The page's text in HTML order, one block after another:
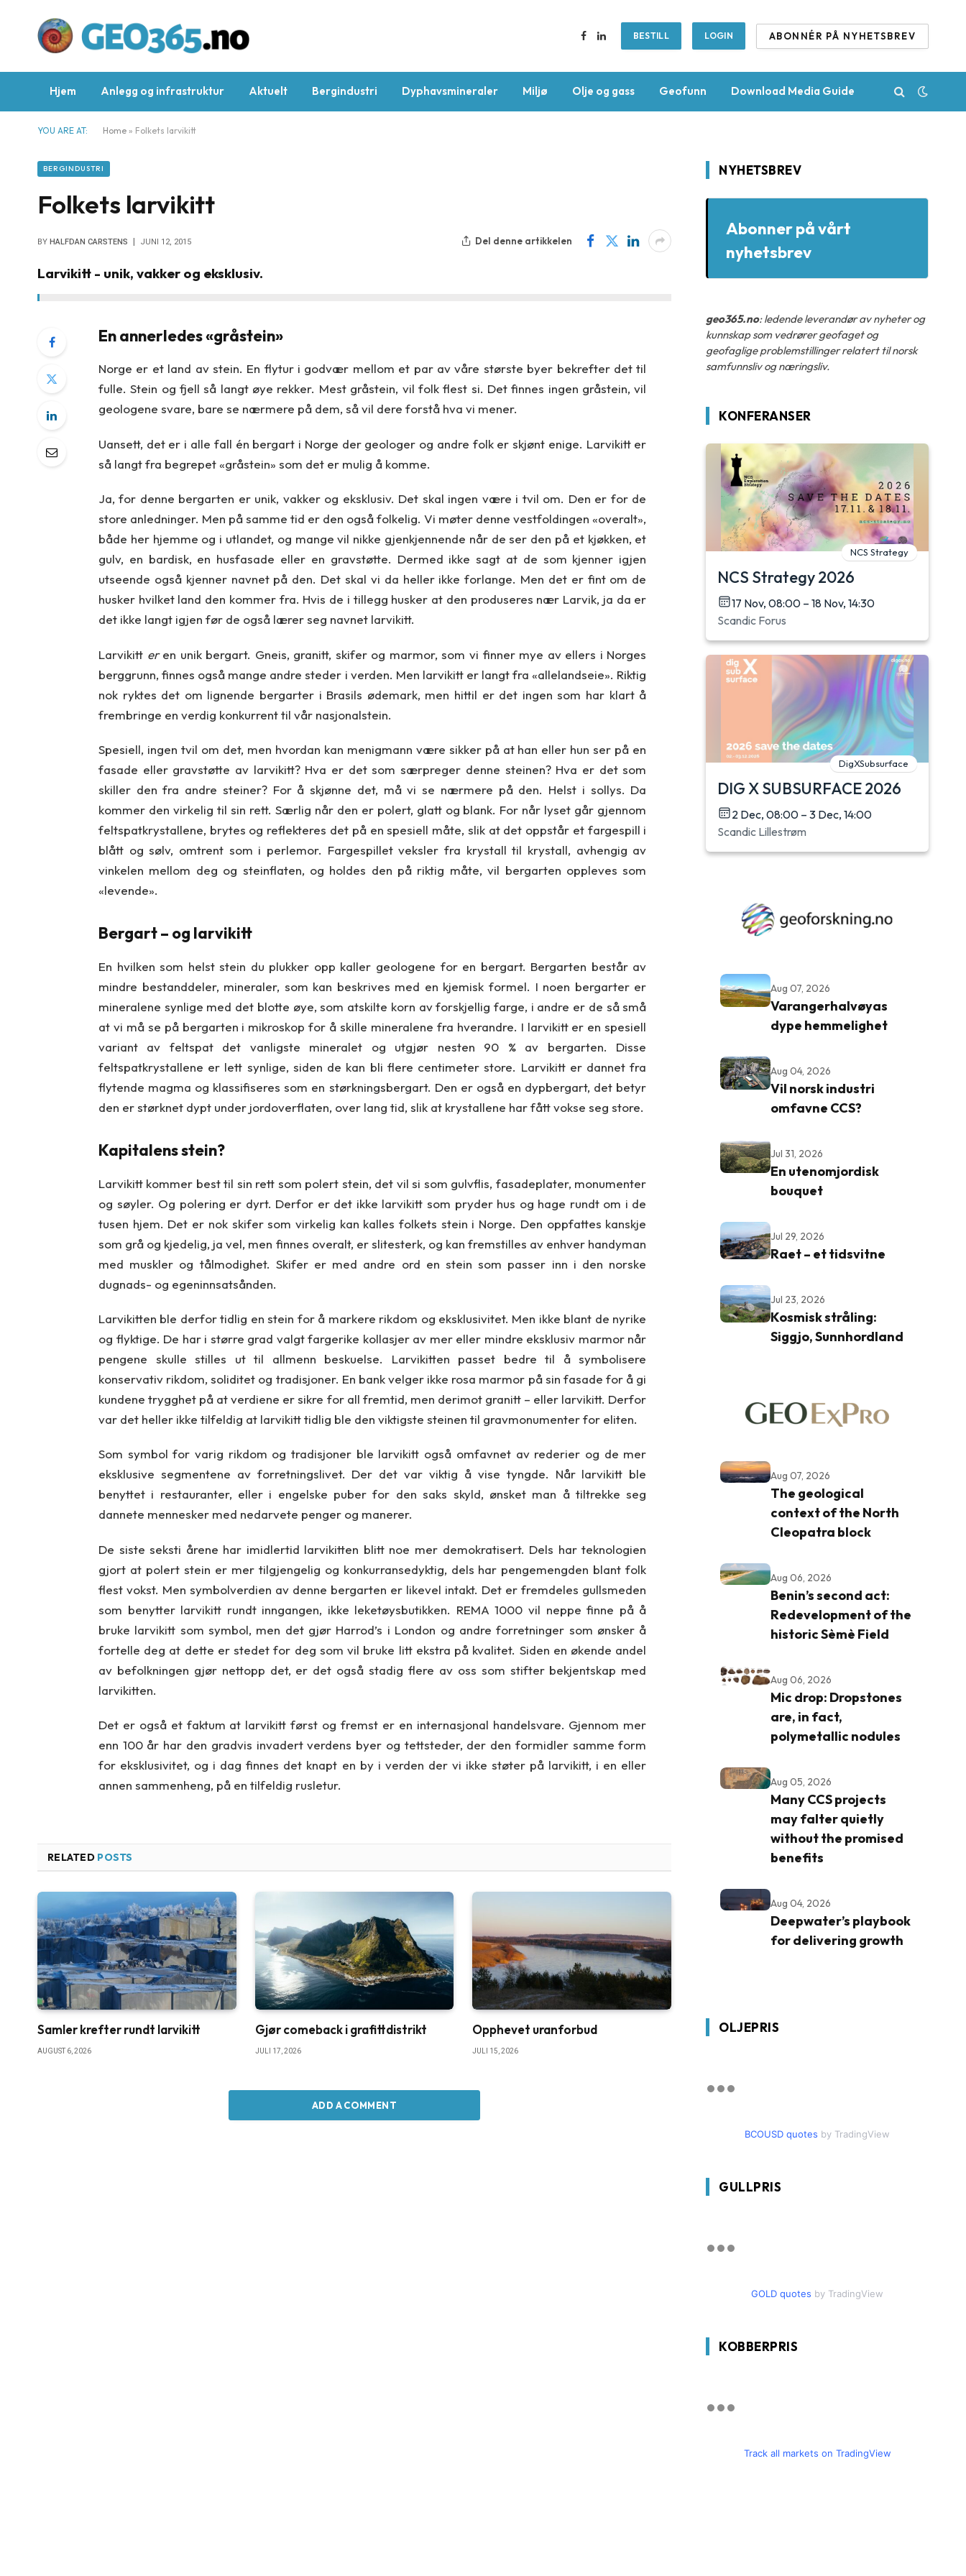
Facebook
LinkedInBESTILL LOGIN ABONNÉR PÅ NYHETSBREV
Hjem Anlegg og infrastruktur Aktuelt Bergindustri Dyphavsmineraler Miljø Olje og gass Geofunn Download Media Guide
YOU ARE AT: Home » Folkets larvikitt
BERGINDUSTRI
Folkets larvikitt
BY HALFDAN CARSTENS JUNI 12, 2015 Del denne artikkelen
Larvikitt - unik, vakker og eksklusiv.
En annerledes «gråstein»
Norge er et land av stein. En flytur i godvær mellom et par av våre største byer bekrefter det til
fulle. Stein og fjell så langt øye rekker. Mest gråstein, vil folk flest si. Det finnes ingen gråstein, vil
geologene svare, bare se nærmere på dem, så vil dere forstå hva vi mener.
Uansett, det er i alle fall én bergart i Norge der geologer og andre folk er skjønt enige. Larvikitt er
så langt fra begrepet «gråstein» som det er mulig å komme.
Ja, for denne bergarten er unik, vakker og eksklusiv. Det skal ingen være i tvil om. Den er for de
store anledninger. Men på samme tid er den også folkelig. Vi møter denne vestfoldingen «overalt»,
både her hjemme og i utlandet, og mange vil nikke gjenkjennende når de ser den på et kjøkken, et
gulv, en bardisk, en husfasade eller en gravstøtte. Dermed ikke sagt at de som kjenner igjen
utseende også kjenner navnet på den. Det skal vi da heller ikke forlange. Men det er fint om de
husker hvilket land den kommer fra. Hvis de i tillegg husker at den produseres nær Larvik, ja da er
det ikke langt igjen før de også lærer seg navnet larvikitt.
Larvikitt eren unik bergart. Gneis, granitt, skifer og marmor, som vi finner mye av ellers i Norges
berggrunn, finnes også mange andre steder i verden. Men larvikitt er langt fra «allelandseie». Riktig
nok ryktes det om lignende bergarter i Brasils ødemark, men hittil er det ingen som har klart å
frembringe en verdig konkurrent til vår nasjonalstein.
Spesiell, ingen tvil om det, men hvordan kan menigmann være sikker på at han eller hun ser på en
fasade eller gravstøtte av larvikitt? Hva er det som særpreger denne steinen? Hva er det som
skiller den fra andre steiner? For å skjønne det, må vi se nærmere på den. Helst i sollys. Da
kommer den virkelig til sin rett. Særlig når den er polert, glatt og blank. For når lyset går gjennom
feltspatkrystallene, brytes og reflekteres det på en spesiell måte, slik at det oppstår et fargespill i
blått og sølv, omtrent som i perlemor. Fargespillet veksler fra krystall til krystall, avhengig av
vinkelen mellom deg og steinflaten, og holdes den på riktig måte, vil bergarten oppleves som
«levende».
Bergart – og larvikitt
En hvilken som helst stein du plukker opp kaller geologene for en bergart. Bergarten består av
mindre bestanddeler, mineraler, som kan beskrives med en kjemisk formel. I noen bergarter er
mineralene synlige med det blotte øye, som atskilte korn av forskjellig farge, i andre er de så små
at vi må se på bergarten i mikroskop for å skille mineralene fra hverandre. I larvikitt er en spesiell
variant av feltspat det vanligste mineralet og utgjør nesten 90 % av bergarten. Disse
feltspatkrystallene er lett synlige, siden de kan bli flere centimeter store. Larvikitt er dannet fra
flytende magma og klassifiseres som en størkningsbergart. Den er også en dypbergart, det betyr
den er størknet dypt under jordoverflaten, over lang tid, slik at krystallene har fått vokse seg store.
Kapitalens stein?
Larvikitt kommer best til sin rett som polert stein, det vil si som gulvflis, fasadeplater, monumenter
og søyler. Og polering er dyrt. Derfor er det ikke larvikitt som pryder hus og hage rundt om i de
tusen hjem. Det er nok skifer som virkelig kan kalles folkets stein i Norge. Den oppfattes kanskje
som grå og kjedelig, ja vel, men finnes overalt, er slitesterk, og kan fremstilles av enhver handyman
med muskler og tålmodighet. Skifer er med andre ord en stein som passer inn i den norske
dugnads- og egeninnsatsånden.
Larvikitten ble derfor tidlig en stein for å markere rikdom og eksklusivitet. Men ikke blant de nyrike
og flyktige. De har i større grad valgt fargerike kollasjer av mer eller mindre eksklusiv marmor når
pengene skulle stilles ut til allmenn beskuelse. Larvikitten passet bedre til å symbolisere
konservativ rikdom, soliditet og tradisjoner. En bank velger ikke rosa marmor på sin fasade for å gi
kundene trygghet på at verdiene er sikre for all fremtid, men derimot granitt – eller larvikitt. Derfor
var det heller ikke tilfeldig at larvikitt tidlig ble den viktigste steinen til gravmonumenter for eliten.
Som symbol for varig rikdom og tradisjoner ble larvikitt også omfavnet av rederier og de mer
eksklusive segmentene av forretningslivet. Der det var viktig å vise tyngde. Når larvikitt ble
benyttet i restauranter, eller i engelske puber for den saks skyld, ønsket man å tiltrekke seg
dannete mennesker med nedarvete penger og manerer.
De siste seksti årene har imidlertid larvikitten blitt noe mer demokratisert. Dels har teknologien
gjort at polert stein er mer tilgjengelig og konkurransedyktig, dels har pengemengden blant folk
flest vokst. Men symbolverdien av denne bergarten er likevel intakt. Det er fremdeles gullsmeden
som benytter larvikitt rundt inngangen, ikke leketøysbutikken. REMA 1000 vil neppe finne på å
bruke larvikitt som symbol, men det gjør Harrod’s i London og andre forretninger som ønsker å
fortelle deg at dette er stedet for deg som vil bruke litt ekstra på kvalitet. Siden en økende andel
av befolkningen gjør nettopp det, er det også stadig flere av oss som stifter bekjentskap med
larvikitten.
Det er også et faktum at larvikitt først og fremst er en internasjonal handelsvare. Gjennom mer
enn 100 år har den gradvis invadert verdens byer og tettsteder, der den formidler samme form
for eksklusivitet, og i dag finnes det knapt en by i verden der vi ikke støter på larvikitt, i en eller
annen sammenheng, på en tilfeldig rusletur.
RELATED POSTS
Samler krefter rundt larvikitt
AUGUST 6, 2026
Gjør comeback i grafittdistrikt
JULI 17, 2026
Opphevet uranforbud
JULI 15, 2026
ADD A COMMENT
NYHETSBREV
Abonner på vårt
nyhetsbrev
geo365.no: ledende leverandør av nyheter og
kunnskap som vedrører geofaget og
geofaglige problemstillinger relatert til norsk
samfunnsliv og næringsliv.
KONFERANSER
NCS Strategy
NCS Strategy 2026
17 Nov, 08:00 – 18 Nov, 14:30
Scandic Forus
DigXSubsurface
DIG X SUBSURFACE 2026
2 Dec, 08:00 – 3 Dec, 14:00
Scandic Lillestrøm
Aug 07, 2026
Varangerhalvøyas
dype hemmelighet
Aug 04, 2026
Vil norsk industri
omfavne CCS?
Jul 31, 2026
En utenomjordisk
bouquet
Jul 29, 2026
Raet – et tidsvitne
Jul 23, 2026
Kosmisk stråling:
Siggjo, Sunnhordland
Aug 07, 2026
The geological
context of the North
Cleopatra block
Aug 06, 2026
Benin’s second act:
Redevelopment of the
historic Sèmè Field
Aug 06, 2026
Mic drop: Dropstones
are, in fact,
polymetallic nodules
Aug 05, 2026
Many CCS projects
may falter quietly
without the promised
benefits
Aug 04, 2026
Deepwater’s playbook
for delivering growth
OLJEPRIS
BCOUSD quotes by TradingView
GULLPRIS
GOLD quotes by TradingView
KOBBERPRIS
Track all markets on TradingView